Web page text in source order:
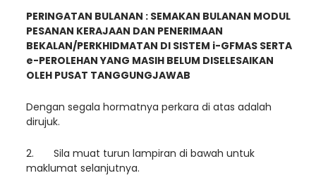
PERINGATAN BULANAN : SEMAKAN BULANAN MODUL
PESANAN KERAJAAN DAN PENERIMAAN
BEKALAN/PERKHIDMATAN DI SISTEM i-GFMAS SERTA
e-PEROLEHAN YANG MASIH BELUM DISELESAIKAN
OLEH PUSAT TANGGUNGJAWAB
Dengan segala hormatnya perkara di atas adalah
dirujuk.
2. Sila muat turun lampiran di bawah untuk
maklumat selanjutnya.